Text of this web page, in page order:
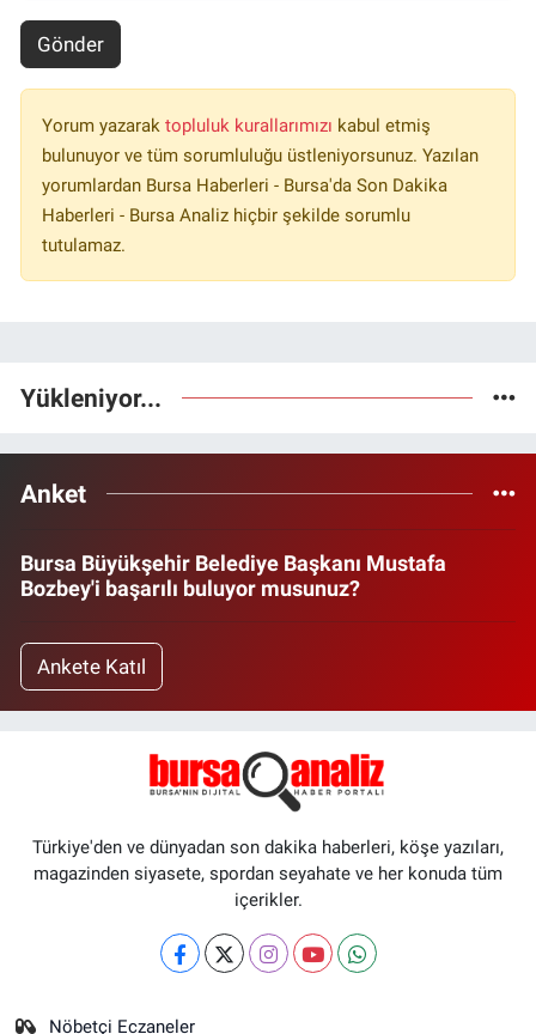
Gönder
Yorum yazarak topluluk kurallarımızı kabul etmiş
bulunuyor ve tüm sorumluluğu üstleniyorsunuz. Yazılan
yorumlardan Bursa Haberleri - Bursa'da Son Dakika
Haberleri - Bursa Analiz hiçbir şekilde sorumlu
tutulamaz.
Yükleniyor...
Anket
Bursa Büyükşehir Belediye Başkanı Mustafa
Bozbey'i başarılı buluyor musunuz?
Ankete Katıl
Türkiye'den ve dünyadan son dakika haberleri, köşe yazıları,
magazinden siyasete, spordan seyahate ve her konuda tüm
içerikler.
Nöbetçi Eczaneler